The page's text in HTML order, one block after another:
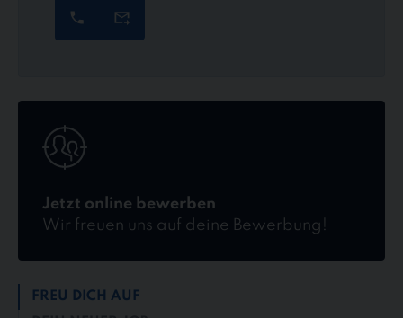
Jetzt online bewerben
Wir freuen uns auf deine Bewerbung!
online
bewerben
FREU DICH AUF